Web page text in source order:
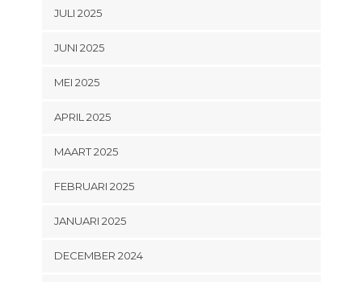
JULI 2025
JUNI 2025
MEI 2025
APRIL 2025
MAART 2025
FEBRUARI 2025
JANUARI 2025
DECEMBER 2024